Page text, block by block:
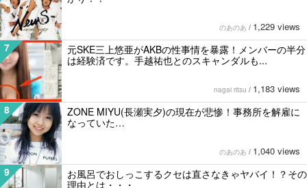
のあのあ / 1,229 views
7
元SKE三上悠亜がAKBの性事情を暴露！メンバーの半分
は経験済です。手越祐也とのスキャンダルも...
nagai ritsu / 1,183 views
8
ZONE MIYU(長瀬実夕)の現在が悲惨！事務所を解雇に
なっていた…
のあのあ / 1,040 views
9
お風呂でおしっこするクセは直さなきゃヤバイ！？その
理由とは・・・